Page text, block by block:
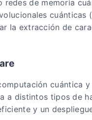
redes de memoria
cuánticas
la extracción de
cuántica
a distintos tipos de
y un